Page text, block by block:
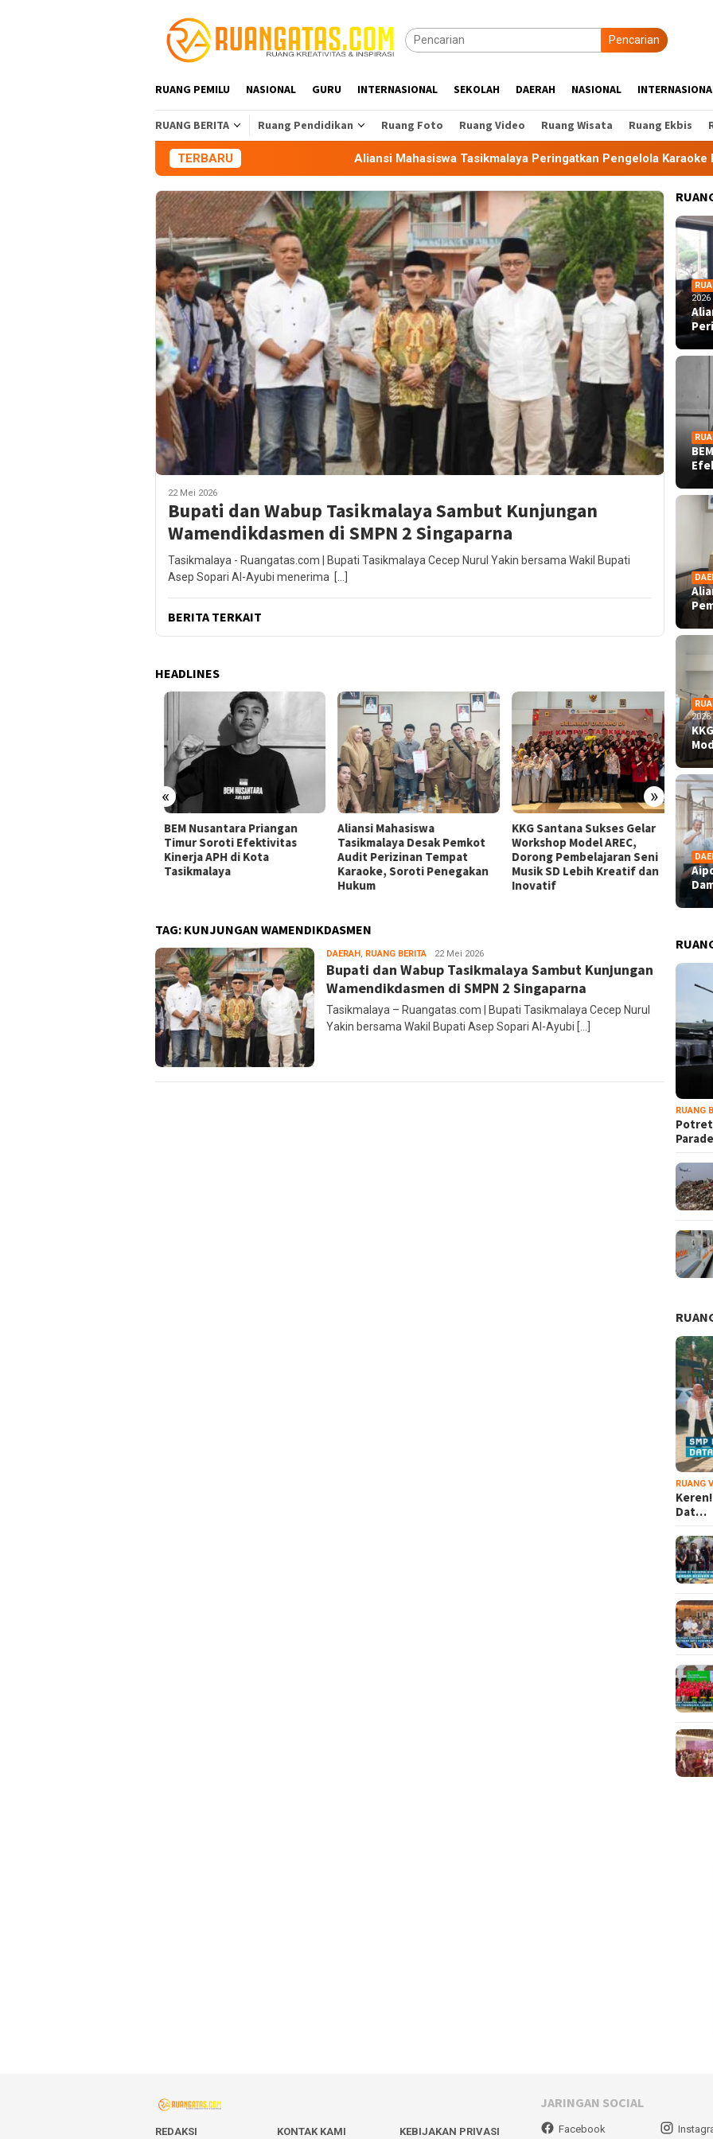
Pencarian
RUANG PEMILU NASIONAL GURU INTERNASIONAL SEKOLAH DAERAH NASIONAL
RUANG BERITA Ruang Pendidikan Ruang Foto Ruang Video Ruang Wisata Ruang Ekbis
TERBARU Aliansi Mahasiswa Tasikmalaya Peringatkan Pengelola Karaoke Penuhi
22 Mei 2026
Bupati dan Wabup Tasikmalaya Sambut Kunjungan
Wamendikdasmen di SMPN 2 Singaparna
Tasikmalaya - Ruangatas.com | Bupati Tasikmalaya Cecep Nurul Yakin bersama Wakil Bupati
Asep Sopari Al-Ayubi menerima […]
BERITA TERKAIT
HEADLINES
« »
BEM Nusantara Priangan
Timur Soroti Efektivitas
Kinerja APH di Kota
Tasikmalaya
Aliansi Mahasiswa
Tasikmalaya Desak Pemkot
Audit Perizinan Tempat
Karaoke, Soroti Penegakan
Hukum
KKG Santana Sukses Gelar
Workshop Model AREC,
Dorong Pembelajaran Seni
Musik SD Lebih Kreatif dan
Inovatif
Aipda
TAG: KUNJUNGAN WAMENDIKDASMEN
DAERAH, RUANG BERITA Ruang
Editor
22 Mei 2026
Bupati dan Wabup Tasikmalaya Sambut Kunjungan
Wamendikdasmen di SMPN 2 Singaparna
Tasikmalaya – Ruangatas.com | Bupati Tasikmalaya Cecep Nurul
Yakin bersama Wakil Bupati Asep Sopari Al-Ayubi […]
2026
2026
RUANG
Potret
RUANG
Dat…
REDAKSI KONTAK KAMI KEBIJAKAN PRIVASI
JARINGAN SOCIAL
Facebook